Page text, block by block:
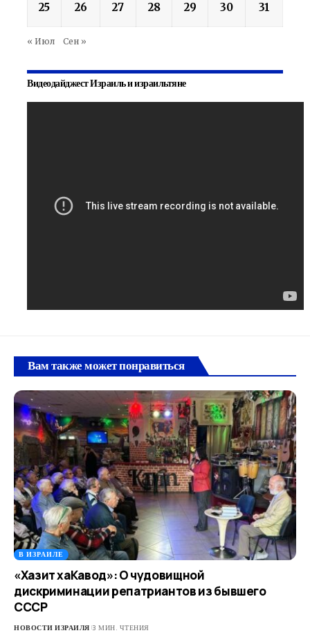
25 26 27 28 29 30 31
« Июл Сен »
Видеодайджест Израиль и израильтяне
Вам также может понравиться
В ИЗРАИЛЕ
«Хазит хаКавод»: О чудовищной
дискриминации репатриантов из бывшего
СССР
НОВОСТИ ИЗРАИЛЯ 3 МИН. ЧТЕНИЯ